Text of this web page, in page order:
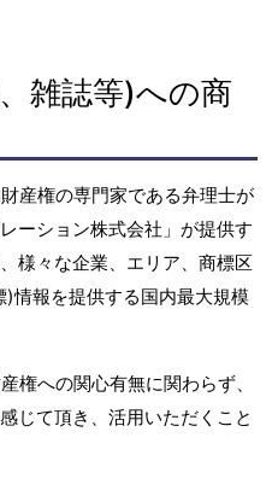
雑誌等)への商
産権の専門家である弁理士が
ーション株式会社」が提供す
様々な企業、エリア、商標区
情報を提供する国内最大規模
権への関心有無に関わらず、
じて頂き、活用いただくこと